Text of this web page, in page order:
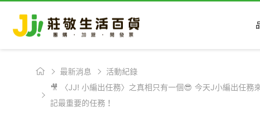
最新消息
活動紀錄
🎥 〈JJ! 小編出任務〉之真相只有一個😎 今天J小編出任
記最重要的任務！